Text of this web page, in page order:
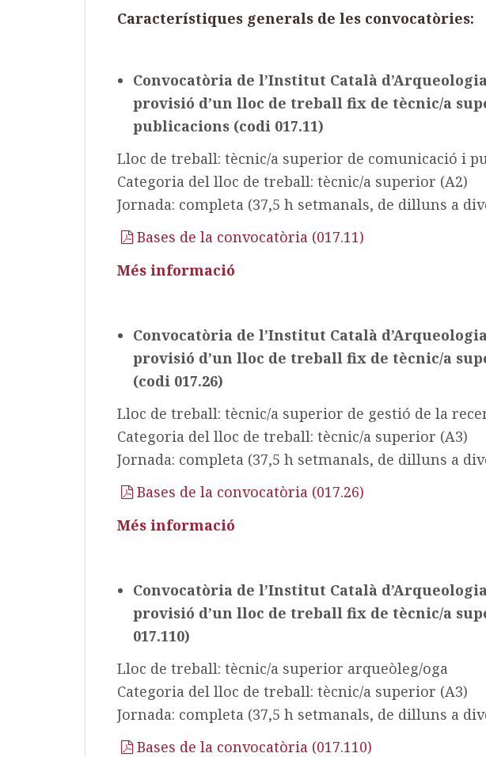
Característiques generals de les convocatòries:
Convocatòria de l’Institut Català
provisió d’un lloc de treball fix de tècnic/a
publicacions (codi 017.11)
Lloc de treball: tècnic/a superior de comunicació i
Categoria del lloc de treball: tècnic/a superior (A2)
Jornada: completa (37,5 h setmanals, de dilluns a
Bases de la convocatòria (017.11)
Més informació
Convocatòria de l’Institut Català
provisió d’un lloc de treball fix de tècnic/a
(codi 017.26)
Lloc de treball: tècnic/a superior de gestió de la
Categoria del lloc de treball: tècnic/a superior (A3)
Jornada: completa (37,5 h setmanals, de dilluns a
Bases de la convocatòria (017.26)
Més informació
Convocatòria de l’Institut Català
provisió d’un lloc de treball fix de tècnic/a
017.110)
Lloc de treball: tècnic/a superior arqueòleg/oga
Categoria del lloc de treball: tècnic/a superior (A3)
Jornada: completa (37,5 h setmanals, de dilluns a
Bases de la convocatòria (017.110)